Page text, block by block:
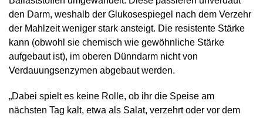
den Darm, weshalb der Glukosespiegel nach dem Verzehr
der Mahlzeit weniger stark ansteigt. Die resistente Stärke
kann (obwohl sie chemisch wie gewöhnliche Stärke
aufgebaut ist), im oberen Dünndarm nicht von
Verdauungsenzymen abgebaut werden.
„Dabei spielt es keine Rolle, ob ihr die Speise am
nächsten Tag kalt, etwa als Salat, verzehrt oder vor dem